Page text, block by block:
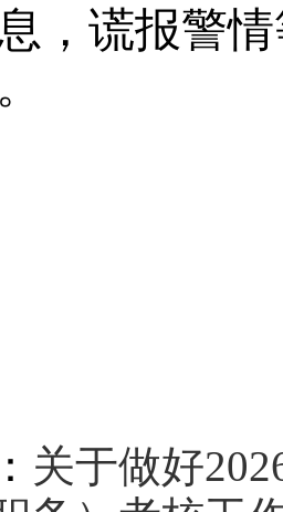
，谎报警
关于做好